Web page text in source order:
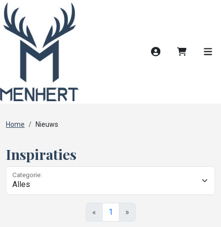
Account
Home Nieuws
Inspiraties
Categorie:
« 1 »